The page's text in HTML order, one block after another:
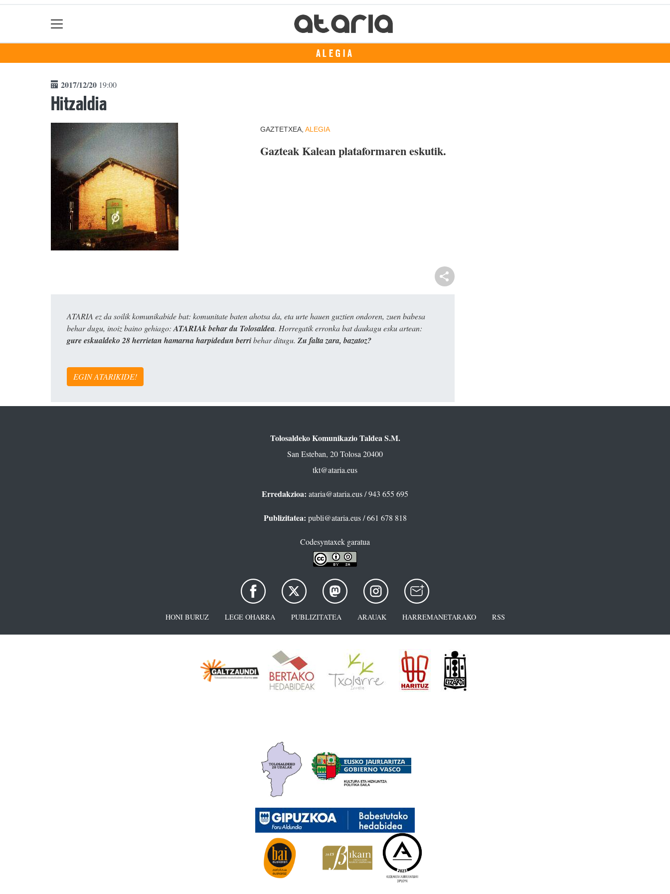
ALEGIA
2017/12/20 19:00
Hitzaldia
GAZTETXEA, ALEGIA
Gazteak Kalean plataformaren eskutik.
ATARIA ez da soilik komunikabide bat: komunitate baten ahotsa da, eta urte hauen guztien ondoren, zuen babesa
behar dugu, inoiz baino gehiago:ATARIAk behar du Tolosaldea. Horregatik erronka bat daukagu esku artean:
gure eskualdeko 28 herrietan hamarna harpidedun berribehar ditugu. Zu falta zara, bazatoz?
EGIN ATARIKIDE!
Tolosaldeko Komunikazio Taldea S.M.
San Esteban, 20 Tolosa 20400
tkt@ataria.eus
Erredakzioa: ataria@ataria.eus/ 943 655 695
Publizitatea: publi@ataria.eus/ 661 678 818
Codesyntaxek garatua
HONI BURUZ LEGE OHARRA PUBLIZITATEA ARAUAK HARREMANETARAKO RSS